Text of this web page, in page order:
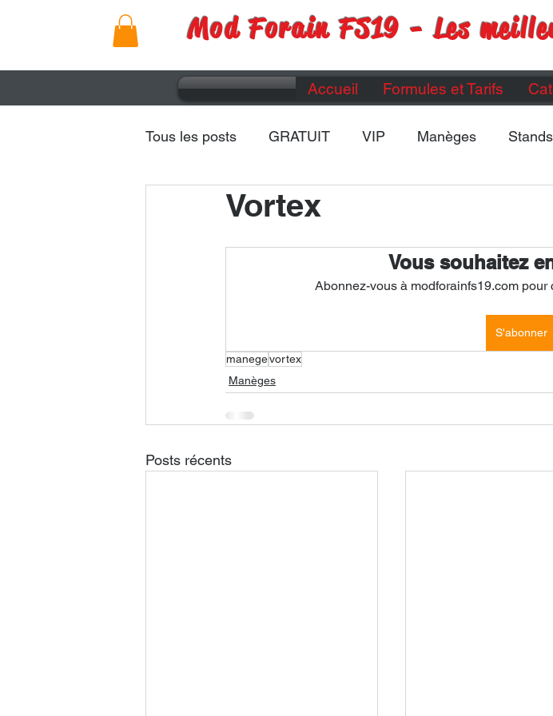
Mod Forain FS19 - Les
Accueil Formules et Tarifs
Tous les posts GRATUIT VIP Manèges Stands
Remorques Caravanes
Vortex
Vous souhaitez
Abonnez-vous à modforainfs19.com
S'abonner
manegevortex
Manèges
Posts récents